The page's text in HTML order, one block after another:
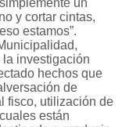
y cortar cintas,
estamos”.
la investigación
hechos que
de
fisco, utilización de
están